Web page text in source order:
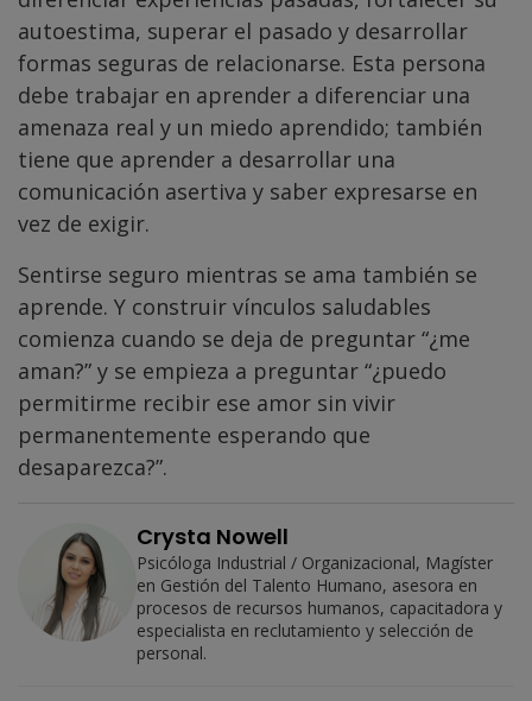
autoestima, superar el pasado y desarrollar
formas seguras de relacionarse. Esta persona
debe trabajar en aprender a diferenciar una
amenaza real y un miedo aprendido; también
tiene que aprender a desarrollar una
comunicación asertiva y saber expresarse en
vez de exigir.
Sentirse seguro mientras se ama también se
aprende. Y construir vínculos saludables
comienza cuando se deja de preguntar “¿me
aman?” y se empieza a preguntar “¿puedo
permitirme recibir ese amor sin vivir
permanentemente esperando que
desaparezca?”.
Crysta Nowell
Psicóloga Industrial / Organizacional, Magíster
en Gestión del Talento Humano, asesora en
procesos de recursos humanos, capacitadora y
especialista en reclutamiento y selección de
personal.